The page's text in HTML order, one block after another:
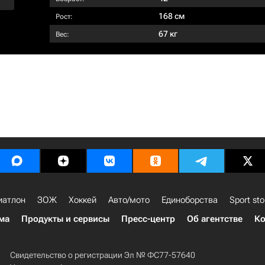
Рост: 168 см
Вес: 67 кг
ЗОЖ Хоккей Авто/мото Единоборства
Sport
Продукты и сервисы Пресс-центр Об агентстве
Свидетельство о регистрации Эл № ФС77-57640